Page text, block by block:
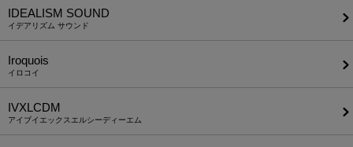
IDEALISM SOUND
イデアリズム サウンド
Iroquois
イロコイ
IVXLCDM
アイブイエックスエルシーディーエム